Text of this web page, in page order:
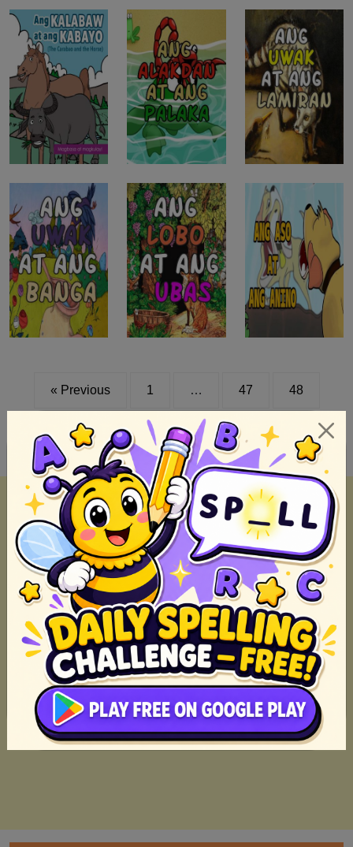
« Previous 1 … 47 48
49 50 51 Next »